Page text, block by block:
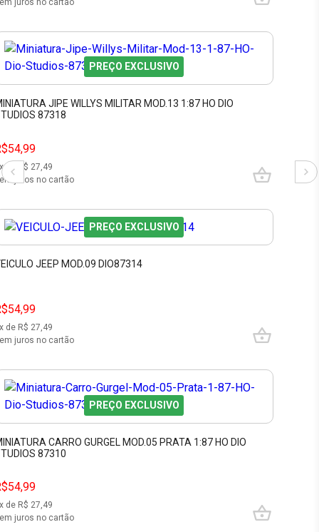
PREÇO EXCLUSIVO
JIPE WILLYS MILITAR MOD.13 1:87 HO DIO
87318
x de R$ 27,49
juros no cartão
PREÇO EXCLUSIVO
JEEP MOD.09 DIO87314
x de R$ 27,49
juros no cartão
PREÇO EXCLUSIVO
CARRO GURGEL MOD.05 PRATA 1:87 HO DIO
87310
x de R$ 27,49
juros no cartão